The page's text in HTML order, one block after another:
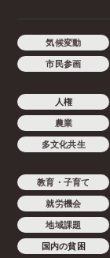
気候変動
市民参画
人権
農業
多文化共生
教育・子育て
就労機会
地域課題
国内の貧困